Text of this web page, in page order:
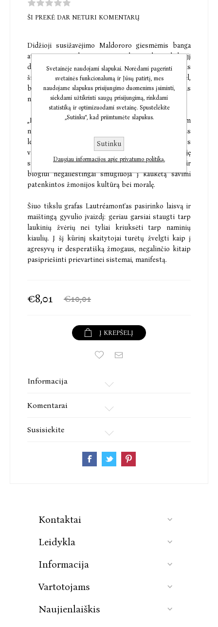
ŠI PREKĖ DAR NETURI KOMENTARŲ
Didžioji susižavėjimo Maldororo giesmėmis banga
atūžė XX a. pr. drauge su siurealistais, kurie laikė jį
didžiuoju mokytoju... „Tik išrinktieji galės mėgautis
šiuo karčiu vaisiumi be grėsmės pakenkti sau. Todėl,
baikščioji siela, kol dar nežengei giliau į šias
neištirtas žemes, apsisuk ir kulniuok atgal."
„Maldororo giesmės" (1869) – ilgai buvęs niekam
nežinomas kūrinys, kurį tik po pusės amžiaus
legendomis apipynė ir į plačiuosius kultūros
vandenis išplukdė ribinių sąmonės būsenų ieškoję
siurrealistai. Ši tamsi, daugiasluoksnė odė pykčiui ir
blogiui negailestingai smūgiuoja į kaukėtą savimi
patenkintos žmonijos kultūrą bei moralę.
Šiuo tikslu grafas Lautréamont'as pasirinko laisvą ir
maištingą gyvulio įvaizdį: geriau garsiai staugti tarp
laukinių žvėrių nei tyliai kriuksėti tarp naminių
kiaulių. Į šį kūrinį skaitytojai turėtų žvelgti kaip į
agresyvų ir desperatišką žmogaus, negalinčio kitaip
pasipriešinti prievartinei sistemai, manifestą.
€8,01 €10,01
Į KREPŠELĮ
Informacija
Komentarai
Susisiekite
Kontaktai
Leidykla
Informacija
Vartotojams
Naujienlaiškis
Svetainėje naudojami slapukai. Norėdami pagerinti
svetainės funkcionalumą ir Jūsų patirtį, mes
naudojame slapukus prisijungimo duomenims įsiminti,
siekdami užtikrinti saugų prisijungimą, rinkdami
statistiką ir optimizuodami svetainę. Spustelėkite
„Sutinku“, kad priimtumėte slapukus.
Sutinku
Daugiau informacijos apie privatumo politiką.